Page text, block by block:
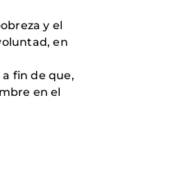
y el
en
fin de que,
en el